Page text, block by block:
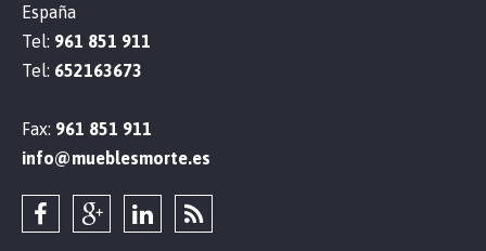
España
Tel: 961 851 911
Tel: 652163673
Fax: 961 851 911
info@mueblesmorte.es